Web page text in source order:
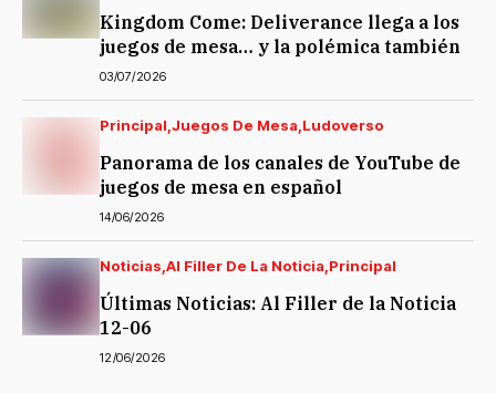
Kingdom Come: Deliverance llega a los
juegos de mesa… y la polémica también
03/07/2026
Principal Juegos De Mesa Ludoverso
Panorama de los canales de YouTube de
juegos de mesa en español
14/06/2026
Noticias Al Filler De La Noticia Principal
Últimas Noticias: Al Filler de la Noticia
12-06
12/06/2026